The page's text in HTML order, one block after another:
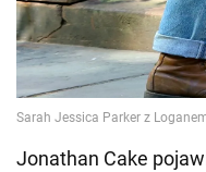
Jonathan Cake